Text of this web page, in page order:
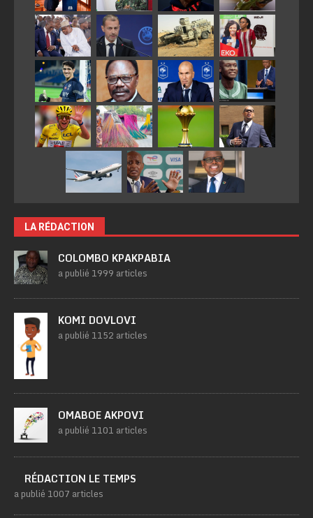
LA RÉDACTION
COLOMBO KPAKPABIA
a publié 1999 articles
KOMI DOVLOVI
a publié 1152 articles
OMABOE AKPOVI
a publié 1101 articles
RÉDACTION LE TEMPS
a publié 1007 articles